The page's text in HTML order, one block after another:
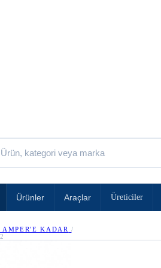
Ürünler Araçlar Üreticiler
KADAR
/